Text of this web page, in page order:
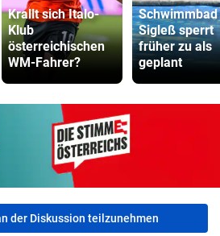
Krallt sich Italo-
Klub
österreichischen
WM-Fahrer?
Schwimmbad
Sigleß sperrt
früher zu als
geplant
der Diskussion teilzunehmen